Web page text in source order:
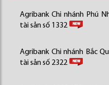
Agribank Chi nhánh Phú
tài sản số 1332
Agribank Chi nhánh Bắc
tài sản số 2322